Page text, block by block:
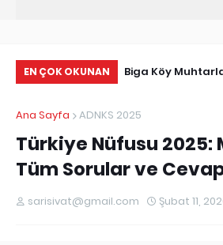
EN ÇOK OKUNAN
Biga Köy
Ana Sayfa ADNKS 2025
Türkiye Nüfusu 2025:
Tüm Sorular ve
sarisivat@gmail.com Şubat 11,